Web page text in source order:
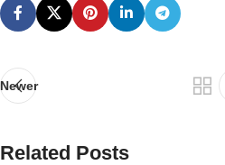
Newer
Related Posts